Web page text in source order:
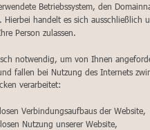
Betriebssystem, den
Hierbei handelt es sich
Person zulassen.
notwendig, um von Ihnen
fallen bei Nutzung des Internets
verarbeitet:
Verbindungsaufbaus der Website,
Nutzung unserer Website,